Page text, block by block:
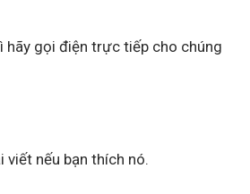
hãy gọi điện trực tiếp cho chúng
viết nếu bạn thích nó.